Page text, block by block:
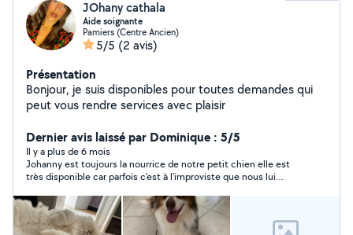
JOhany cathala
Aide soignante
Pamiers (Centre Ancien)
5/5 (2 avis)
Présentation
Bonjour, je suis disponibles pour toutes demandes qui
peut vous rendre services avec plaisir
Dernier avis laissé par Dominique : 5/5
Il y a plus de 6 mois
Johanny est toujours la nourrice de notre petit chien elle est
très disponible car parfois c'est à l'improviste que nous lui
aussi (mais des chats). Elle est très souriante et aimable.